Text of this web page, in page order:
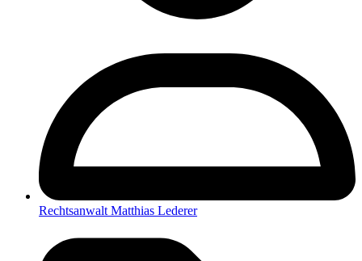
Rechtsanwalt Matthias Lederer